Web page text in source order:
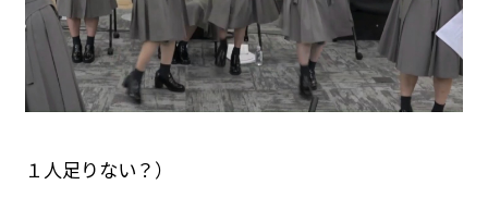
１人足りない？）